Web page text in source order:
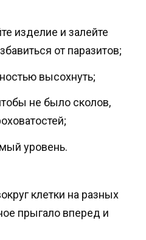
изделие и залейте
от паразитов;
высохнуть;
не было сколов,
уровень.
клетки на разных
прыгало вперед и